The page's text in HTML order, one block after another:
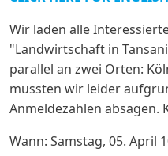
Wir laden alle
"Landwirtschaft in
parallel an zwei Orten:
mussten wir leider
Anmeldezahlen absagen.
Wann: Samstag, 05. April